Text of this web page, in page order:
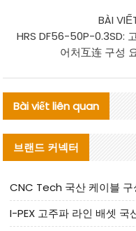
BÀI
HRS DF56-50P-0.3SD:
어처互连 구성
Bài viết liên quan
브랜드 커넥터
I-PEX 고주파 라인 배셋 국